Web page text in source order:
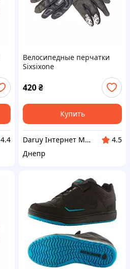
4.4
Велосипедные перчатки
Sixsixone
420₴
Купить
Daruy Інтернет Магазин "Туристичне спорядження"
4.5
Днепр